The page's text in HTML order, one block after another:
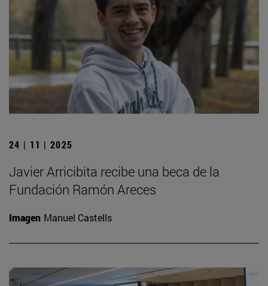
24 | 11 | 2025
Javier Arricibita recibe una beca de la
Fundación Ramón Areces
Imagen Manuel Castells